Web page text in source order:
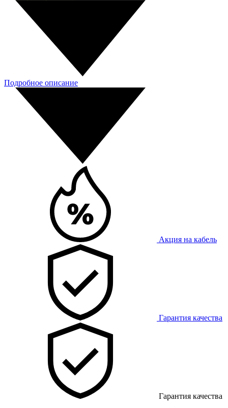
Подробное описание
Акция на кабель
Гарантия качества
Гарантия качества